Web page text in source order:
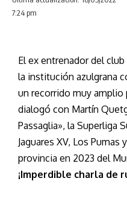
7:24 pm
El ex entrenador del
la institución azulgrana
un recorrido muy
dialogó con Martín
Passaglia», la Superliga
Jaguares XV, Los Pumas
provincia en 2023 del
¡Imperdible charla de